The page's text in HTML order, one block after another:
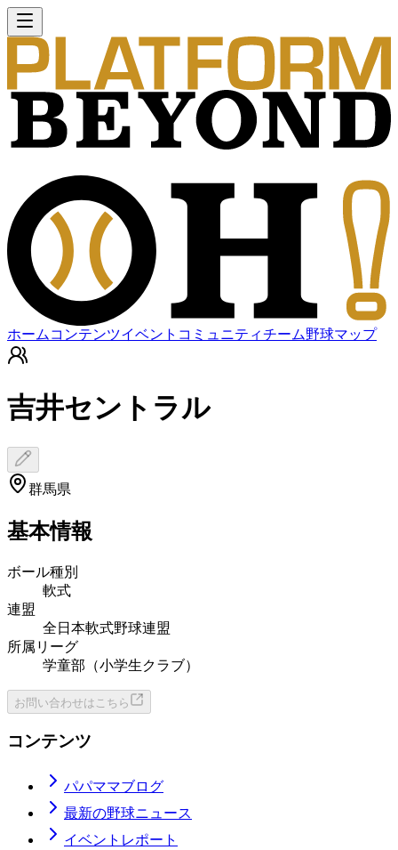
ホーム コンテンツイベント コミュニティチーム野球マップ
吉井セントラル
群馬県
基本情報
ボール種別
軟式
連盟
全日本軟式野球連盟
所属リーグ
学童部（小学生クラブ）
お問い合わせはこちら
コンテンツ
パパママブログ
最新の野球ニュース
イベントレポート